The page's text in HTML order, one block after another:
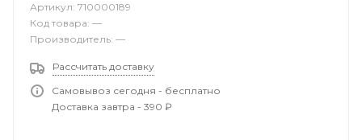
Артикул: 710000189
Код товара: —
Производитель: —
Рассчитать доставку
Самовывоз сегодня - бесплатно
Доставка завтра - 390 ₽